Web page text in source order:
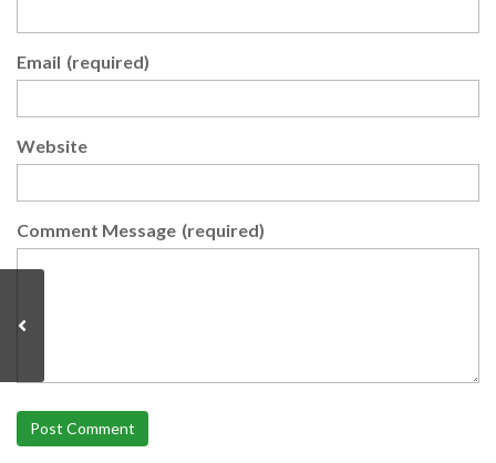
Email (required)
Website
Comment Message (required)
Post Comment